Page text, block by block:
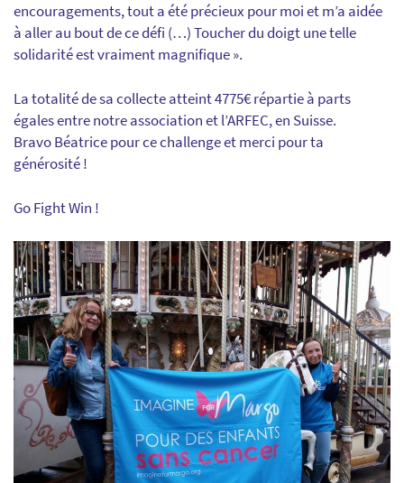
encouragements, tout a été précieux pour moi et m’a aidée
à aller au bout de ce défi (…) Toucher du doigt une telle
solidarité est vraiment magnifique ».
La totalité de sa collecte atteint 4775€ répartie à parts
égales entre notre association et l’ARFEC, en Suisse.
Bravo Béatrice pour ce challenge et merci pour ta
générosité !
Go Fight Win !